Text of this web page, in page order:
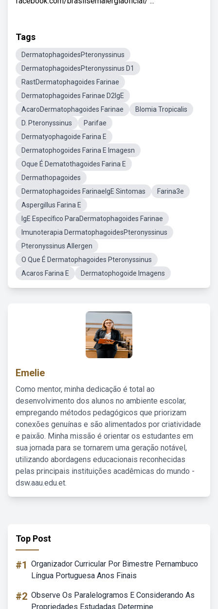
Tags
DermatophagoidesPteronyssinus
DermatophagoidesPteronyssinus D1
RastDermatophagoides Farinae
Dermatophagoides Farinae D2IgE
AcaroDermatophagoides Farinae
Blomia Tropicalis
D. Pteronyssinus
Parifae
Dermatyophagoide Farina E
Dermatophogoides Farina E Imagesn
Oque É Dematothagoides Farina E
Dermathopagoides
Dermatophagoides FarinaeIgE Sintomas
Farina3e
Aspergillus Farina E
IgE Específico ParaDermatophagoides Farinae
Imunoterapia DermatophagoidesPteronyssinus
Pteronyssinus Allergen
O Que É Dermatophagoides Pteronyssinus
Acaros Farina E
Dermatophogoide Imagens
Emelie
Como mentor, minha dedicação é total ao
desenvolvimento dos alunos no ambiente escolar,
empregando métodos pedagógicos que priorizam
conexões genuínas e são alimentados por criatividade
e paixão. Minha missão é orientar os estudantes em
sua jornada para se tornarem uma geração notável,
utilizando abordagens educacionais reconhecidas
pelas principais instituições acadêmicas do mundo -
dsw.aau.edu.et.
Top Post
#1 Organizador Curricular Por Bimestre Pernambuco
Língua Portuguesa Anos Finais
#2 Observe Os Paralelogramos E Considerando As
Propriedades Estudadas Determine